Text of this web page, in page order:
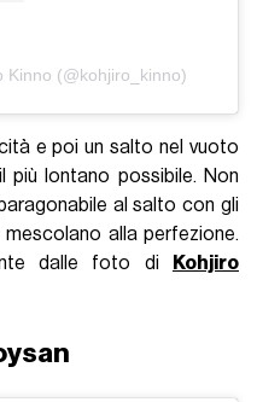
Kinno (@kohjiro_kinno)
e poi un salto nel vuoto
più lontano possibile. Non
al salto con gli
alla perfezione.
dalle foto di
Kohjiro